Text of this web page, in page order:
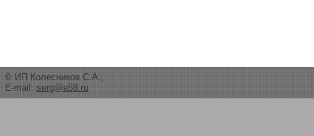
© ИП Колесников С.А.,
E-mail: serg@e58.ru